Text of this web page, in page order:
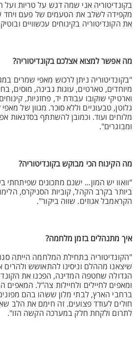
בקונדיטוריה אני שמה דגש על טריות ועל
מקפידה לשלב את הטעמים של פעם ויחד
את הקונדיטוריה בקינוחים עכשוויים
מה אפשר למצוא אצלכם בקונדיטוריה?
"בקונדיטוריה ניתן לרכוש מאפי שמרים
מיוחדים, טארטים, עוגות גבינה, מוסים,
וארטיקי שוקובו עבודת יד, פחזניות,
גלוטן, טבעוניים וללא סוכר. מגוון של
מלוחים ועוד. וכמובן להשתתף בסדנאות
ומבוגרים".
מה הקינוח הכי מבוקש בקונדיטוריה?
"וואוו יש המון... ישנם מתכונים שפיתחתי
ביותר בקרב הקהל, קוביות הסניקרס,
הקראמבל אגוזים. שווה ביקור".
איך מתנהלים בזמן מלחמה?
"הקונדיטוריה בתחילת המלחמה הייתה
שיצאנו מההלם וניסינו להתאושש
הגדולה שחטפה המדינה, הפכנו את
ומאפים לחיילים ולחיילות צה"ל. המאפים
ברחבי הארץ, לבתי מלון ששהו בהם
חולים לעודד פצועים. זה חימם את הלב
לתרום ולקחת חלק במערכה הקשה הזו".